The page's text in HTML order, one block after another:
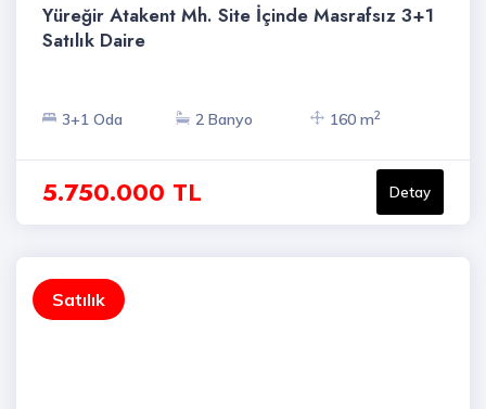
Yüreğir Atakent Mh. Site İçinde Masrafsız 3+1
Satılık Daire
3+1 Oda 2 Banyo 160 m2
5.750.000 TL Detay
Satılık